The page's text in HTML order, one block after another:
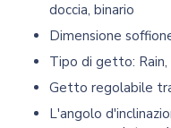
doccia, binario
Dimensione
Tipo di getto: Rain,
Getto regolabile
L'angolo